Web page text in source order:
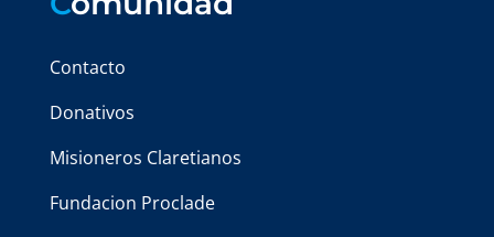
Contacto
Donativos
Misioneros Claretianos
Fundacion Proclade